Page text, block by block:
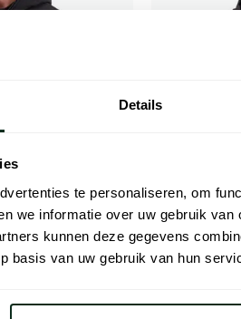
Details
te personaliseren, om
we informatie over uw gebruik
kunnen deze gegevens
basis van uw gebruik van hun